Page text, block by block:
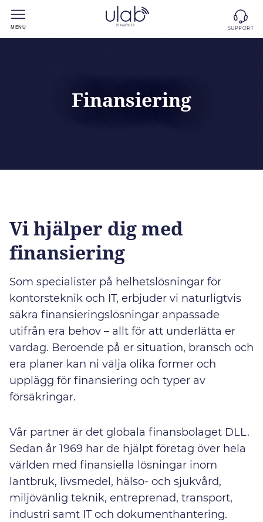
MENU SUPPORT
Finansiering
Vi hjälper dig med
finansiering
Som specialister på helhetslösningar för
kontorsteknik och IT, erbjuder vi naturligtvis
säkra finansieringslösningar anpassade
utifrån era behov – allt för att underlätta er
vardag. Beroende på er situation, bransch och
era planer kan ni välja olika former och
upplägg för finansiering och typer av
försäkringar.
Vår partner är det globala finansbolaget DLL.
Sedan år 1969 har de hjälpt företag över hela
världen med finansiella lösningar inom
lantbruk, livsmedel, hälso- och sjukvård,
miljövänlig teknik, entreprenad, transport,
industri samt IT och dokumenthantering.